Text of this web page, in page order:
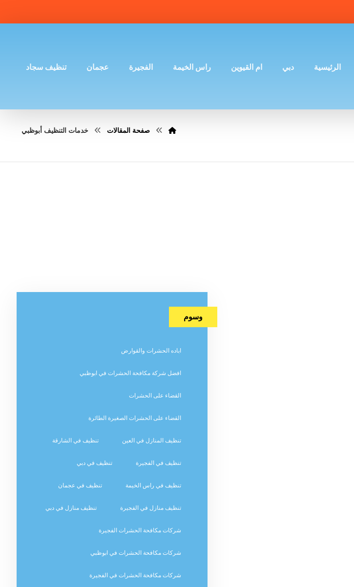
الرئيسية دبي ام القيوين راس الخيمة الفجيرة عجمان تنظيف سجاد
صفحة المقالات خدمات التنظيف أبوظبي
وسوم
اباده الحشرات والقوارض
افضل شركة مكافحة الحشرات في ابوظبي
القضاء على الحشرات
القضاء على الحشرات الصغيرة الطائرة
تنظيف المنازل في العين تنظيف في الشارقة
تنظيف في الفجيرة تنظيف في دبي
تنظيف في راس الخيمة تنظيف في عجمان
تنظيف منازل في الفجيرة تنظيف منازل في دبي
شركات مكافحة الحشرات الفجيرة
شركات مكافحة الحشرات في ابوظبي
شركات مكافحة الحشرات في الفجيرة